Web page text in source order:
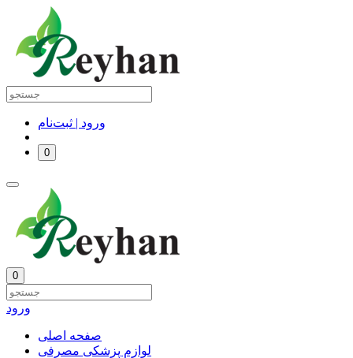
ورود | ثبت‌نام
0
0
ورود
صفحه اصلی
لوازم پزشکی مصرفی